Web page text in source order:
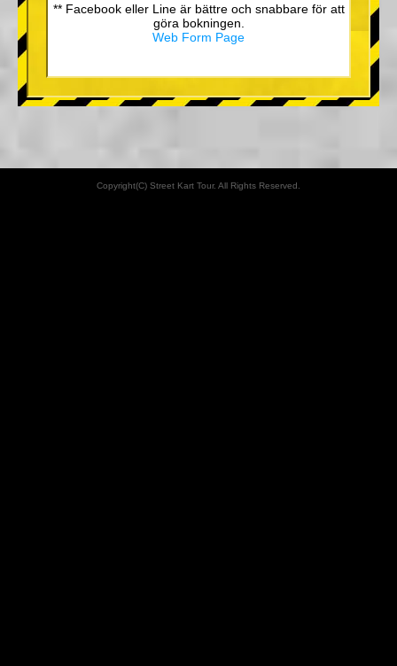
** Facebook eller Line är bättre och snabbare för att
göra bokningen.
Web Form Page
Copyright(C) Street Kart Tour. All Rights Reserved.